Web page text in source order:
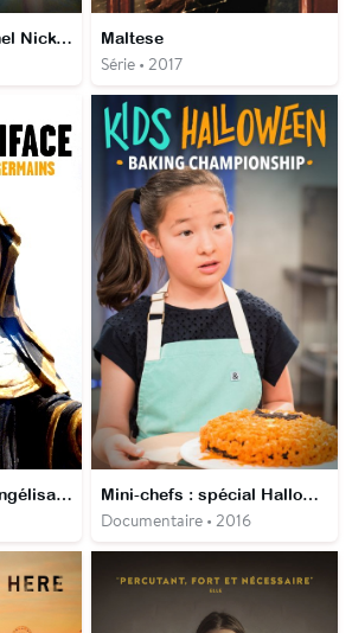
Le meurtre de Rachel Nickell Maltese
Série • 2017
Saint Boniface, évangélisateur des Germains Mini-chefs : spécial Halloween
Documentaire • 2016